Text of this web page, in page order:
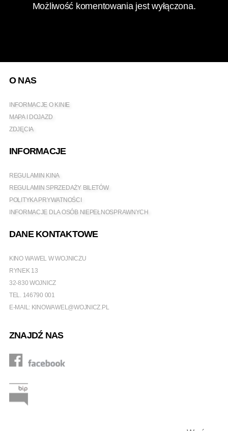
Możliwość komentowania jest wyłączona.
O NAS
INFORMACJE O KINIE
MAPA I DOJAZD
ZDJĘCIA
INFORMACJE
REGULAMIN KINA
REGULAMIN SPRZEDAŻY BILETÓW
POLITYKA PRYWATNOŚCI
INFORMACJE DLA OSÓB NIEPEŁNOSPRAWNYCH
DANE KONTAKTOWE
KINO WAWEL W WOJNICZU
RYNEK 13
32-830 WOJNICZ
TEL.
146790 001
E-MAIL: KINOWAWEL@WOJNICZ.PL
ZNAJDŹ NAS